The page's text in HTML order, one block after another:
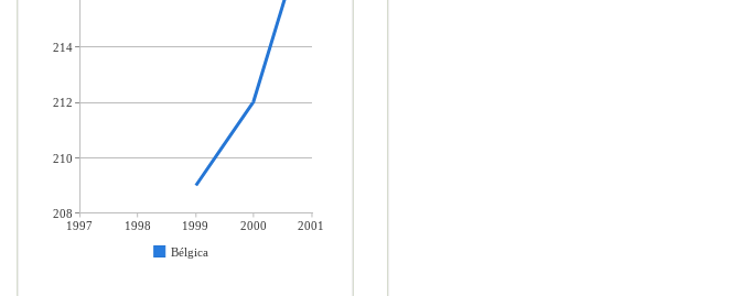
1997 1998 1999 2000
2001
Bélgica
214
212
210
208